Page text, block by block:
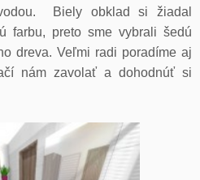
Biely obklad si žiadal
farbu, preto sme vybrali šedú
dreva. Veľmi radi poradíme aj
nám zavolať a dohodnúť si